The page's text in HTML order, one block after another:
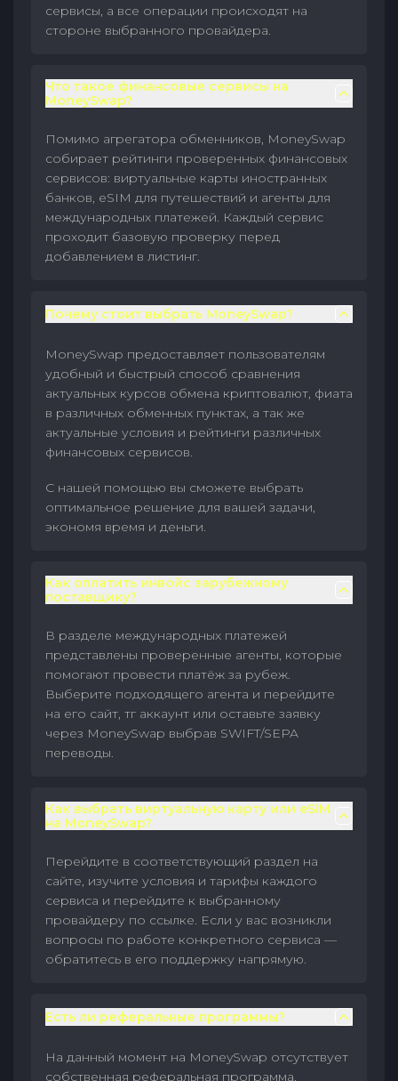
сервисы, а все операции происходят на
стороне выбранного провайдера.
Что такое финансовые сервисы на
MoneySwap?
Помимо агрегатора обменников, MoneySwap
собирает рейтинги проверенных финансовых
сервисов: виртуальные карты иностранных
банков, eSIM для путешествий и агенты для
международных платежей. Каждый сервис
проходит базовую проверку перед
добавлением в листинг.
Почему стоит выбрать MoneySwap?
MoneySwap предоставляет пользователям
удобный и быстрый способ сравнения
актуальных курсов обмена криптовалют, фиата
в различных обменных пунктах, а так же
актуальные условия и рейтинги различных
финансовых сервисов.
С нашей помощью вы сможете выбрать
оптимальное решение для вашей задачи,
экономя время и деньги.
Как оплатить инвойс зарубежному
поставщику?
В разделе международных платежей
представлены проверенные агенты, которые
помогают провести платёж за рубеж.
Выберите подходящего агента и перейдите
на его сайт, тг аккаунт или оставьте заявку
через MoneySwap выбрав SWIFT/SEPA
переводы.
Как выбрать виртуальную карту или eSIM
на MoneySwap?
Перейдите в соответствующий раздел на
сайте, изучите условия и тарифы каждого
сервиса и перейдите к выбранному
провайдеру по ссылке. Если у вас возникли
вопросы по работе конкретного сервиса —
обратитесь в его поддержку напрямую.
Есть ли реферальные программы?
На данный момент на MoneySwap отсутствует
собственная реферальная программа.